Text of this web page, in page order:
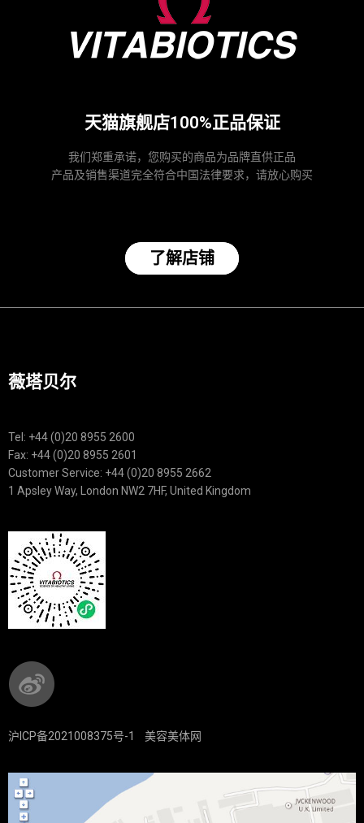
天猫旗舰店100%正品保证
我们郑重承诺，您购买的商品为品牌直供正品
产品及销售渠道完全符合中国法律要求，请放心购买
了解店铺
薇塔贝尔
Tel: +44 (0)20 8955 2600
Fax: +44 (0)20 8955 2601
Customer Service: +44 (0)20 8955 2662
1 Apsley Way, London NW2 7HF, United Kingdom
沪ICP备2021008375号-1 美容美体网